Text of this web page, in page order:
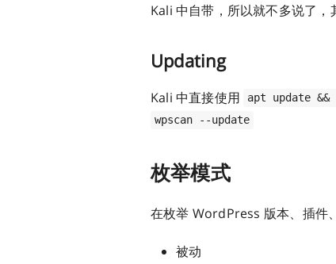
Kali 中自带，所以就不多说了
Updating
Kali 中直接使用 apt update &&
wpscan --update
枚举模式
在枚举 WordPress 版本、插件
被动